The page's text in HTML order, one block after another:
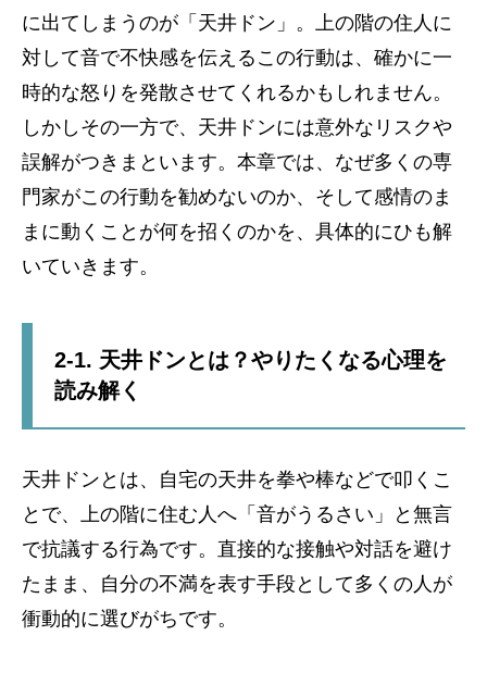
に出てしまうのが「天井ドン」。上の階の住人に
対して音で不快感を伝えるこの行動は、確かに一
時的な怒りを発散させてくれるかもしれません。
しかしその一方で、天井ドンには意外なリスクや
誤解がつきまといます。本章では、なぜ多くの専
門家がこの行動を勧めないのか、そして感情のま
まに動くことが何を招くのかを、具体的にひも解
いていきます。
2-1. 天井ドンとは？やりたくなる心理を
読み解く
天井ドンとは、自宅の天井を拳や棒などで叩くこ
とで、上の階に住む人へ「音がうるさい」と無言
で抗議する行為です。直接的な接触や対話を避け
たまま、自分の不満を表す手段として多くの人が
衝動的に選びがちです。